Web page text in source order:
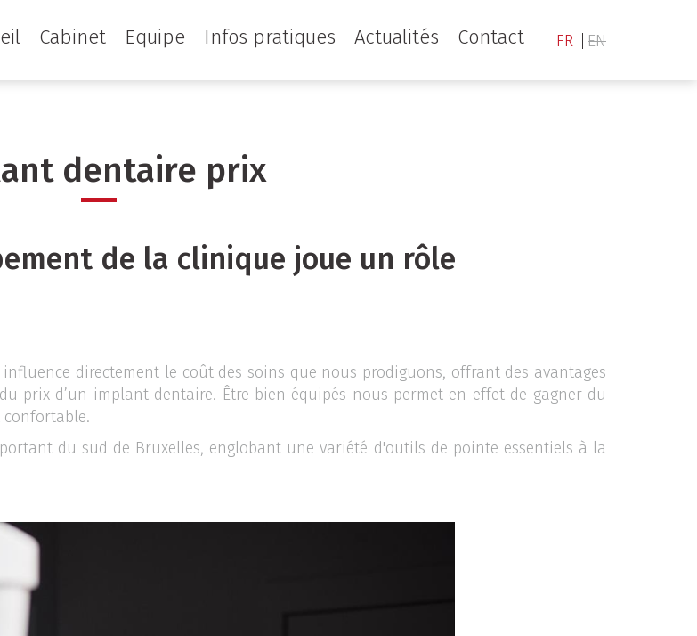
FR EN
Cabinet Equipe Infos pratiques Actualités Contact
dentaire prix
de la clinique joue un rôle
directement le coût des soins que nous prodiguons, offrant des avantages
prix d’un implant dentaire. Être bien équipés nous permet en effet de gagner du
du sud de Bruxelles, englobant une variété d'outils de pointe essentiels à la